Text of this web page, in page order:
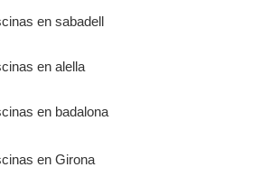
en sabadell
en alella
en badalona
en Girona